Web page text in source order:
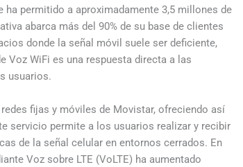
permitido a aproximadamente 3,5 millones de
abarca más del 90% de su base de clientes
donde la señal móvil suele ser deficiente,
WiFi es una respuesta directa a las
usuarios.
fijas y móviles de Movistar, ofreciendo así
servicio permite a los usuarios realizar y recibir
de la señal celular en entornos cerrados. En
Voz sobre LTE (VoLTE) ha aumentado